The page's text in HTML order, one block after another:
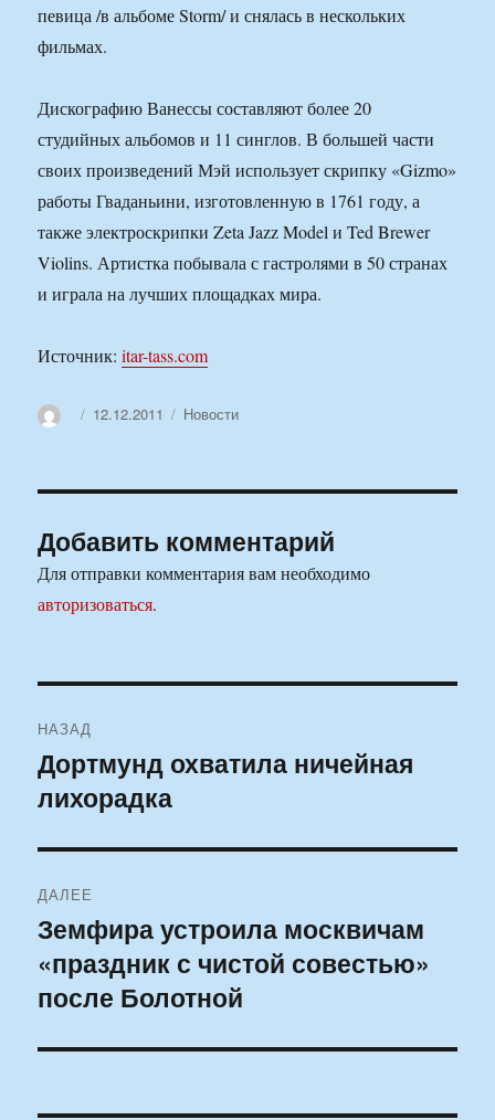
певица /в альбоме Storm/ и снялась в нескольких
фильмах.
Дискографию Ванессы составляют более 20
студийных альбомов и 11 синглов. В большей части
своих произведений Мэй использует скрипку «Gizmo»
работы Гваданьини, изготовленную в 1761 году, а
также электроскрипки Zeta Jazz Model и Ted Brewer
Violins. Артистка побывала с гастролями в 50 странах
и играла на лучших площадках мира.
Источник:itar-tass.com
АвторОпубликовано
12.12.2011 Рубрики
Новости
Добавить комментарий
Для отправки комментария вам необходимо
авторизоваться.
по
записям
НАЗАД
Предыдущая
запись:
Дортмунд охватила ничейная
лихорадка
ДАЛЕЕ
Следующая
запись:
Земфира устроила москвичам
«праздник с чистой совестью»
после Болотной